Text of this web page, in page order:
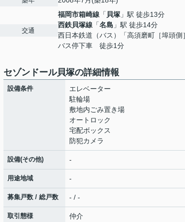
交通
福岡市箱崎線 「 貝塚 」駅 徒歩13分
西鉄貝塚線 「名島 」駅 徒歩14分
西日本鉄道（バス）「高須磨町［埠頭側
バス停下車 徒歩1分
セゾンドール貝塚の詳細情報
設備条件
エレベーター
駐輪場
敷地内ごみ置き場
オートロック
宅配ボックス
防犯カメラ
設備(その他) -
用途地域 -
募集戸数 / 総戸数 - / -
取引態様 仲介